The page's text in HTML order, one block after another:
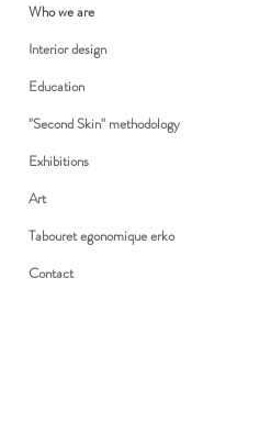
Who we are
Interior design
Education
"Second Skin" methodology
Exhibitions
Art
Tabouret egonomique erko
Contact